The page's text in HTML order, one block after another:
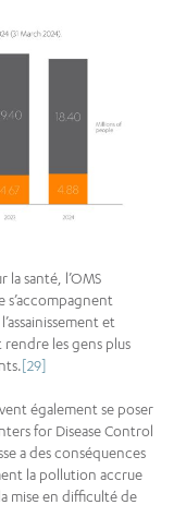
la santé, l’OMS
s’accompagnent
et
les gens plus
[29]
également se poser
for Disease Control
a des conséquences
la pollution accrue
mise en difficulté de